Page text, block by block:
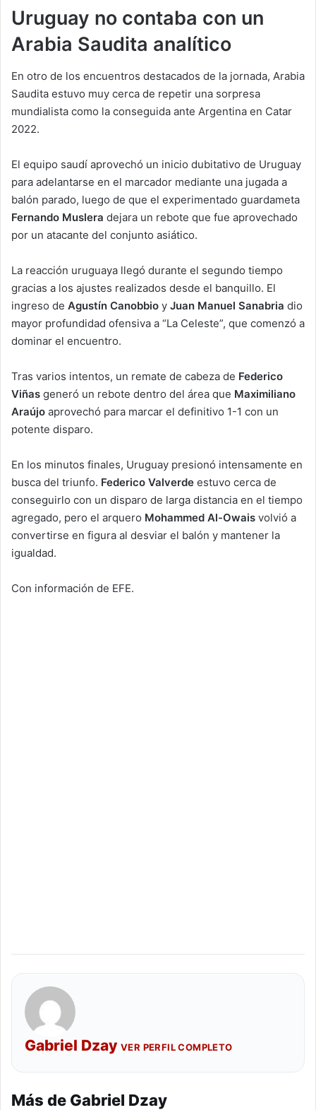
Uruguay no contaba con un
Arabia Saudita analítico
En otro de los encuentros destacados de la jornada, Arabia
Saudita estuvo muy cerca de repetir una sorpresa
mundialista como la conseguida ante Argentina en Catar
2022.
El equipo saudí aprovechó un inicio dubitativo de Uruguay
para adelantarse en el marcador mediante una jugada a
balón parado, luego de que el experimentado guardameta
Fernando Muslera dejara un rebote que fue aprovechado
por un atacante del conjunto asiático.
La reacción uruguaya llegó durante el segundo tiempo
gracias a los ajustes realizados desde el banquillo. El
ingreso de Agustín Canobbio y Juan Manuel Sanabria dio
mayor profundidad ofensiva a “La Celeste”, que comenzó a
dominar el encuentro.
Tras varios intentos, un remate de cabeza de Federico
Viñas generó un rebote dentro del área que Maximiliano
Araújo aprovechó para marcar el definitivo 1-1 con un
potente disparo.
En los minutos finales, Uruguay presionó intensamente en
busca del triunfo. Federico Valverde estuvo cerca de
conseguirlo con un disparo de larga distancia en el tiempo
agregado, pero el arquero Mohammed Al-Owais volvió a
convertirse en figura al desviar el balón y mantener la
igualdad.
Con información de EFE.
Gabriel Dzay VER PERFIL COMPLETO
Más de Gabriel Dzay